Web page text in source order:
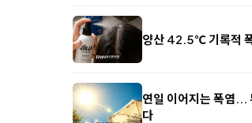
양산 42.5℃ 기록적
연일 이어지는 폭염...
다